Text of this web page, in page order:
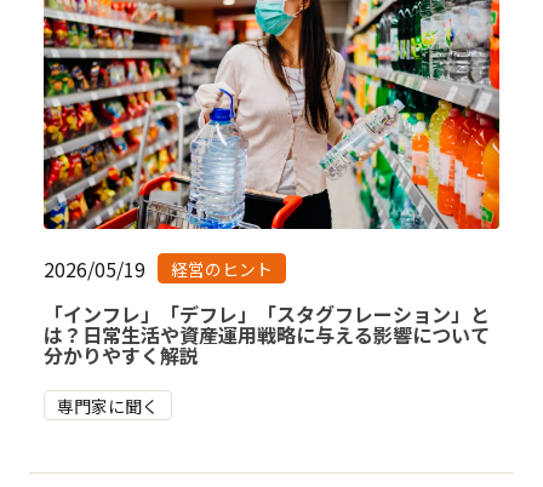
2026/05/19 経営のヒント
「インフレ」「デフレ」「スタグフレーション」と
は？日常生活や資産運用戦略に与える影響について
分かりやすく解説
専門家に聞く